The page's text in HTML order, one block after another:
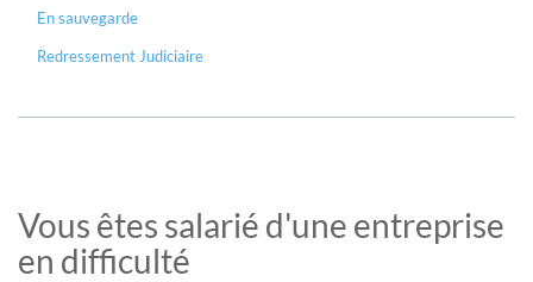
En sauvegarde
Redressement Judiciaire
Vous êtes salarié d'une entreprise
en difficulté